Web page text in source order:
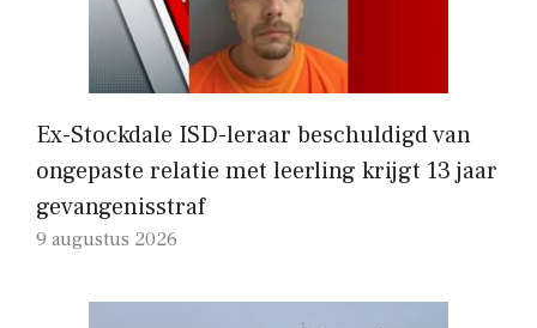
Ex-Stockdale ISD-leraar beschuldigd van
ongepaste relatie met leerling krijgt 13 jaar
gevangenisstraf
9 augustus 2026